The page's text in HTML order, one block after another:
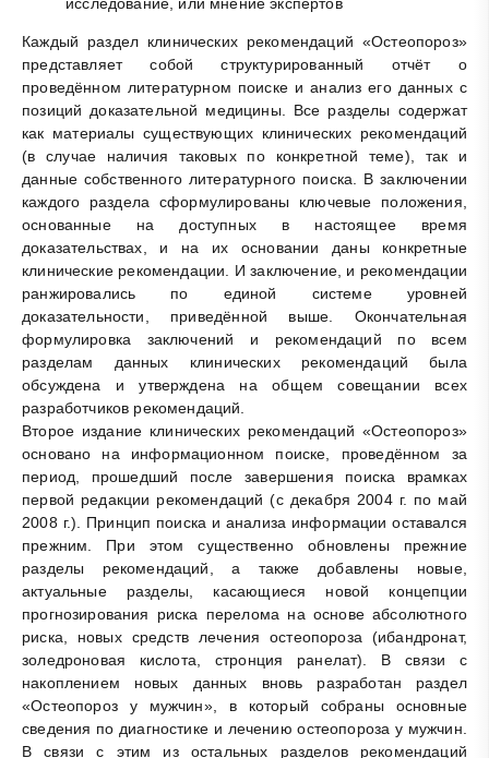
Каждый раздел клинических рекомендаций «Остеопороз»
представляет собой структурированный отчёт о
проведённом литературном поиске и анализ его данных с
позиций доказательной медицины. Все разделы содержат
как материалы существующих клинических рекомендаций
(в случае наличия таковых по конкретной теме), так и
данные собственного литературного поиска. В заключении
каждого раздела сформулированы ключевые положения,
основанные на доступных в настоящее время
доказательствах, и на их основании даны конкретные
клинические рекомендации. И заключение, и рекомендации
ранжировались по единой системе уровней
доказательности, приведённой выше. Окончательная
формулировка заключений и рекомендаций по всем
разделам данных клинических рекомендаций была
обсуждена и утверждена на общем совещании всех
разработчиков рекомендаций.
Второе издание клинических рекомендаций «Остеопороз»
основано на информационном поиске, проведённом за
период, прошедший после завершения поиска врамках
первой редакции рекомендаций (с декабря 2004 г. по май
2008 г.). Принцип поиска и анализа информации оставался
прежним. При этом существенно обновлены прежние
разделы рекомендаций, а также добавлены новые,
актуальные разделы, касающиеся новой концепции
прогнозирования риска перелома на основе абсолютного
риска, новых средств лечения остеопороза (ибандронат,
золедроновая кислота, стронция ранелат). В связи с
накоплением новых данных вновь разработан раздел
«Остеопороз у мужчин», в который собраны основные
сведения по диагностике и лечению остеопороза у мужчин.
В связи с этим из остальных разделов рекомендаций